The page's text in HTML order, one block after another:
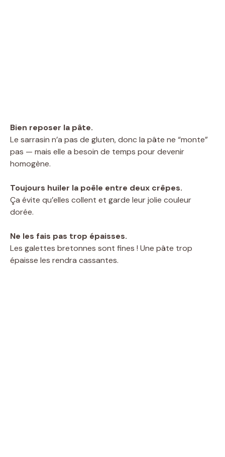
Bien reposer la pâte.
Le sarrasin n’a pas de gluten, donc la pâte ne “monte”
pas — mais elle a besoin de temps pour devenir
homogène.
Toujours huiler la poêle entre deux crêpes.
Ça évite qu’elles collent et garde leur jolie couleur
dorée.
Ne les fais pas trop épaisses.
Les galettes bretonnes sont fines ! Une pâte trop
épaisse les rendra cassantes.